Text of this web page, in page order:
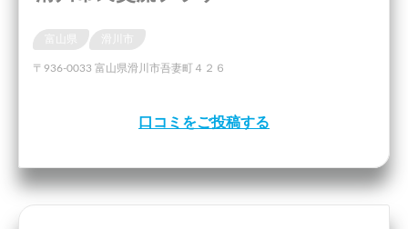
滑川市
〒936-0033 富山県滑川市吾妻町４２６
口コミをご投稿する